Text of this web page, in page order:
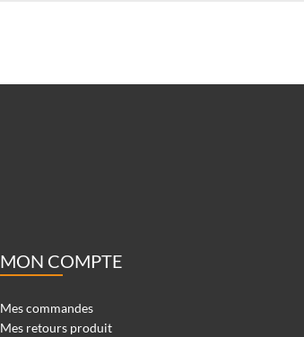
MON COMPTE
Mes commandes
Mes retours produit